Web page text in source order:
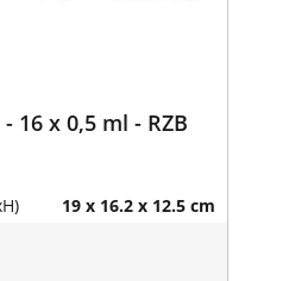
16 x 0,5 ml - RZB
19 x 16.2 x 12.5 cm